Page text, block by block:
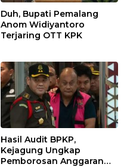
Duh, Bupati Pemalang
Anom Widiyantoro
Terjaring OTT KPK
Hasil Audit BPKP,
Kejagung Ungkap
Pemborosan Anggaran